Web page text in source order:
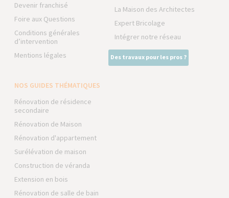
Devenir franchisé
Foire aux Questions
Conditions générales
d’intervention
Mentions légales
La Maison des Architectes
Expert Bricolage
Intégrer notre réseau
Des travaux pour les pros ?
NOS GUIDES THÉMATIQUES
Rénovation de résidence
secondaire
Rénovation de Maison
Rénovation d'appartement
Surélévation de maison
Construction de véranda
Extension en bois
Rénovation de salle de bain